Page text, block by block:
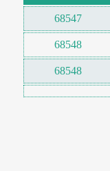
68547
68548
68548